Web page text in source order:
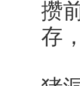
攒
存